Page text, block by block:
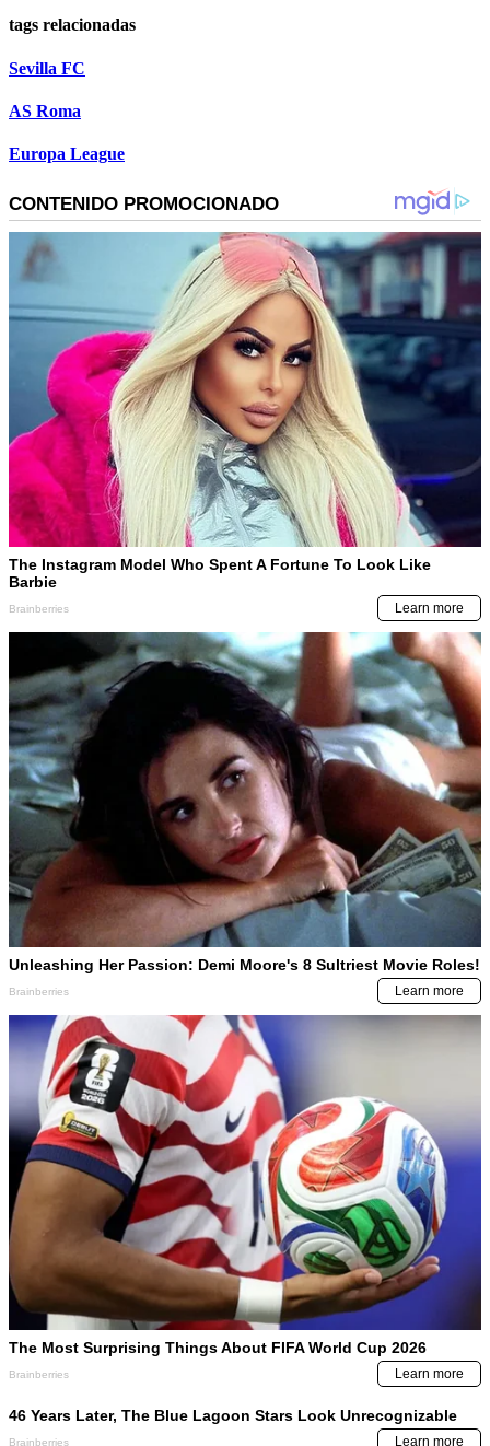
tags relacionadas
Sevilla FC
AS Roma
Europa League